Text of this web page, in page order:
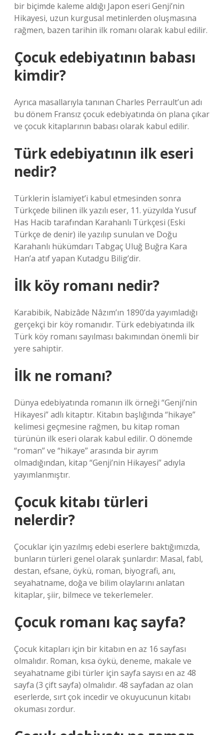
bir biçimde kaleme aldığı Japon eseri Genji’nin
Hikayesi, uzun kurgusal metinlerden oluşmasına
rağmen, bazen tarihin ilk romanı olarak kabul edilir.
Çocuk edebiyatının babası
kimdir?
Ayrıca masallarıyla tanınan Charles Perrault’un adı
bu dönem Fransız çocuk edebiyatında ön plana çıkar
ve çocuk kitaplarının babası olarak kabul edilir.
Türk edebiyatının ilk eseri
nedir?
Türklerin İslamiyet’i kabul etmesinden sonra
Türkçede bilinen ilk yazılı eser, 11. yüzyılda Yusuf
Has Hacib tarafından Karahanlı Türkçesi (Eski
Türkçe de denir) ile yazılıp sunulan ve Doğu
Karahanlı hükümdarı Tabgaç Uluğ Buğra Kara
Han’a atıf yapan Kutadgu Bilig’dir.
İlk köy romanı nedir?
Karabibik, Nabizâde Nâzım’ın 1890’da yayımladığı
gerçekçi bir köy romanıdır. Türk edebiyatında ilk
Türk köy romanı sayılması bakımından önemli bir
yere sahiptir.
İlk ne romanı?
Dünya edebiyatında romanın ilk örneği “Genji’nin
Hikayesi” adlı kitaptır. Kitabın başlığında “hikaye”
kelimesi geçmesine rağmen, bu kitap roman
türünün ilk eseri olarak kabul edilir. O dönemde
“roman” ve “hikaye” arasında bir ayrım
olmadığından, kitap “Genji’nin Hikayesi” adıyla
yayımlanmıştır.
Çocuk kitabı türleri
nelerdir?
Çocuklar için yazılmış edebi eserlere baktığımızda,
bunların türleri genel olarak şunlardır: Masal, fabl,
destan, efsane, öykü, roman, biyografi, anı,
seyahatname, doğa ve bilim olaylarını anlatan
kitaplar, şiir, bilmece ve tekerlemeler.
Çocuk romanı kaç sayfa?
Çocuk kitapları için bir kitabın en az 16 sayfası
olmalıdır. Roman, kısa öykü, deneme, makale ve
seyahatname gibi türler için sayfa sayısı en az 48
sayfa (3 çift sayfa) olmalıdır. 48 sayfadan az olan
eserlerde, sırt çok incedir ve okuyucunun kitabı
okuması zordur.